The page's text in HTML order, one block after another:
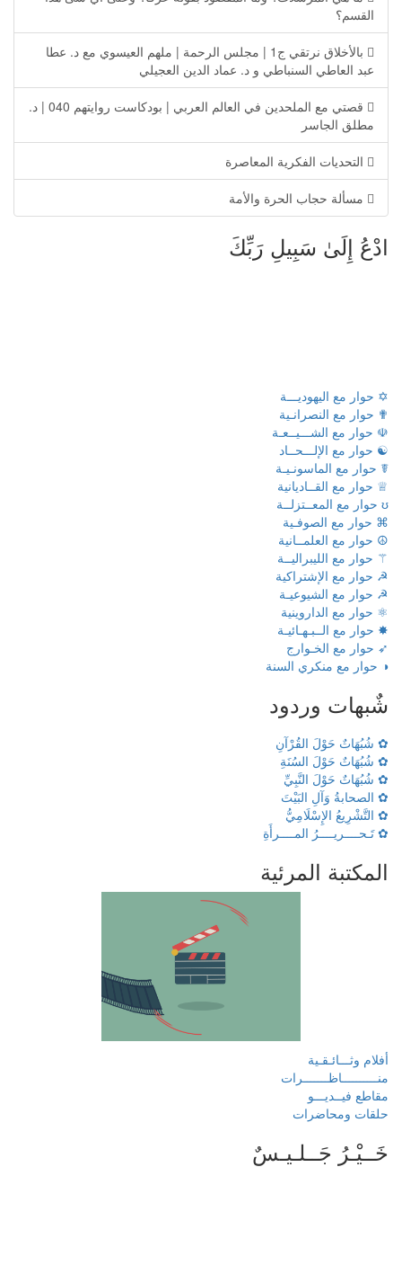
القسم؟
بالأخلاق نرتقي ج1 | مجلس الرحمة | ملهم العيسوي مع د. عطا
عبد العاطي السنباطي و د. عماد الدين العجيلي
قصتي مع الملحدين في العالم العربي | بودكاست روايتهم 040 | د.
مطلق الجاسر
التحديات الفكرية المعاصرة
مسألة حجاب الحرة والأمة
ادْعُ إِلَىٰ سَبِيلِ رَبِّكَ
✡ حوار مع اليهوديـــة
✟ حوار مع النصرانـية
☫ حوار مع الشـــيــعـة
☯ حوار مع الإلـــحــاد
☤ حوار مع الماسونـيـة
♕ حوار مع القــاديانية
ʊ حوار مع المعــتزلــة
⌘ حوار مع الصوفـية
☮ حوار مع العلمــانية
⚚ حوار مع الليبراليــة
☭ حوار مع الإشتراكية
☭ حوار مع الشيوعيـة
⚛ حوار مع الداروينية
✸ حوار مع الــبـهـائيـة
➶ حوار مع الخـوارج
◑ حوار مع منكري السنة
شٌبهات وردود
✿ شُبُهَاتٌ حَوْلَ القُرْآنِ
✿ شُبُهَاتٌ حَوْلَ السُنَةِ
✿ شُبُهَاتٌ حَوْلَ النَّبِيِّ
✿ الصحابةُ وَآلِ البَيْتَ
✿ التَّشْرِيعُ الإِسْلَامِيُّ
✿ تَـحــــريــــرُ المــــرأَةِ
المكتبة المرئية
أفلام وثـــائـقـية
منــــــــــاظـــــــرات
مقاطع فيــديـــو
حلقات ومحاضرات
خَــيْـرُ جَــلـيـسٌ